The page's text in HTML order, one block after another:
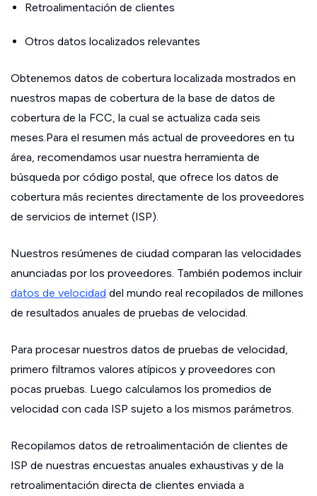
Retroalimentación de clientes
Otros datos localizados relevantes
Obtenemos datos de cobertura localizada mostrados en
nuestros mapas de cobertura de la base de datos de
cobertura de la FCC, la cual se actualiza cada seis
meses.Para el resumen más actual de proveedores en tu
área, recomendamos usar nuestra herramienta de
búsqueda por código postal, que ofrece los datos de
cobertura más recientes directamente de los proveedores
de servicios de internet (ISP).
Nuestros resúmenes de ciudad comparan las velocidades
anunciadas por los proveedores. También podemos incluir
datos de velocidad del mundo real recopilados de millones
de resultados anuales de pruebas de velocidad.
Para procesar nuestros datos de pruebas de velocidad,
primero filtramos valores atípicos y proveedores con
pocas pruebas. Luego calculamos los promedios de
velocidad con cada ISP sujeto a los mismos parámetros.
Recopilamos datos de retroalimentación de clientes de
ISP de nuestras encuestas anuales exhaustivas y de la
retroalimentación directa de clientes enviada a